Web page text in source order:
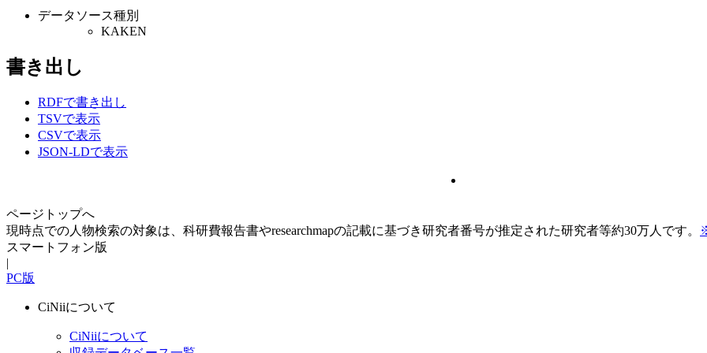
データソース種別
KAKEN
書き出し
RDFで書き出し
TSVで表示
CSVで表示
JSON-LDで表示
ページトップへ
現時点での人物検索の対象は、科研費報告書やresearchmapの記載に基づき研究者番号が推定された研究者等約30万人です。
スマートフォン版
|
PC版
CiNiiについて
CiNiiについて